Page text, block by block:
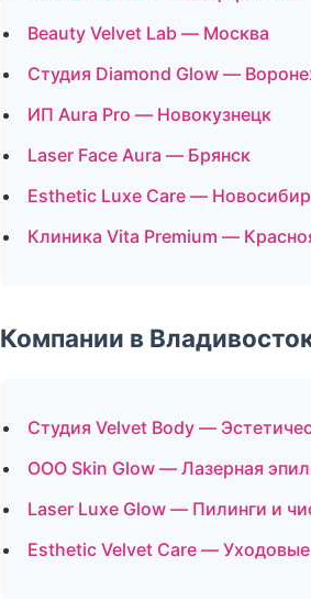
Beauty Velvet Lab — Москва
Студия Diamond Glow —
ИП Aura Pro — Новокузнецк
Laser Face Aura — Брянск
Esthetic Luxe Care —
Клиника Vita Premium —
Компании в
Студия Velvet Body —
ООО Skin Glow — Лазерная
Laser Luxe Glow — Пилинги и
Esthetic Velvet Care —